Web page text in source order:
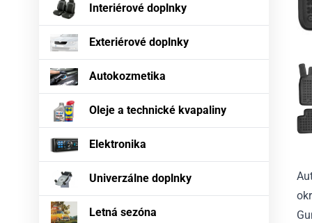
Interiérové doplnky
Exteriérové doplnky
Autokozmetika
Oleje a technické kvapaliny
Elektronika
Univerzálne doplnky
Letná sezóna